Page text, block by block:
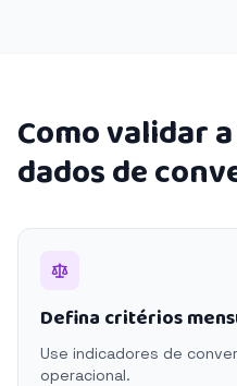
Como validar
dados de
Defina critérios
Use indicadores de
operacional.